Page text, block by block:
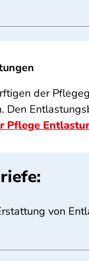
der
Pflege
von